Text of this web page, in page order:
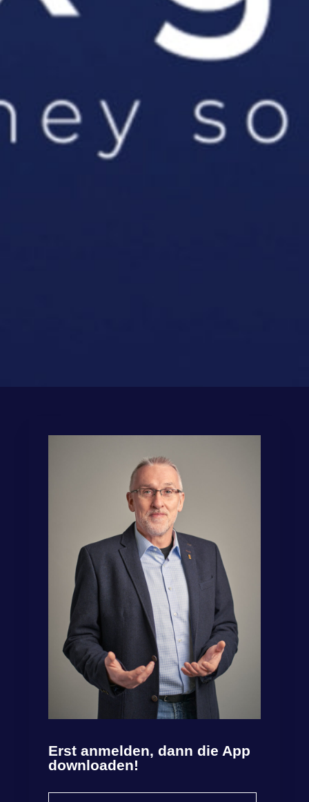
Erst anmelden, dann die App
downloaden!